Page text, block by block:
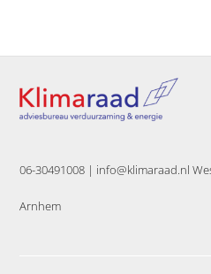
06-30491008 | info@klimaraad.nl
Arnhem